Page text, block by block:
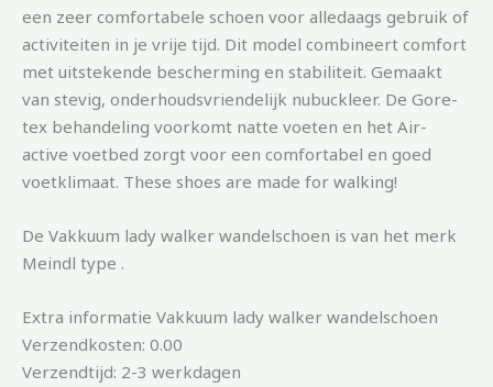
een zeer comfortabele schoen voor alledaags gebruik of
activiteiten in je vrije tijd. Dit model combineert comfort
met uitstekende bescherming en stabiliteit. Gemaakt
van stevig, onderhoudsvriendelijk nubuckleer. De Gore-
tex behandeling voorkomt natte voeten en het Air-
active voetbed zorgt voor een comfortabel en goed
voetklimaat. These shoes are made for walking!
De Vakkuum lady walker wandelschoen is van het merk
Meindl type .
Extra informatie Vakkuum lady walker wandelschoen
Verzendkosten: 0.00
Verzendtijd: 2-3 werkdagen